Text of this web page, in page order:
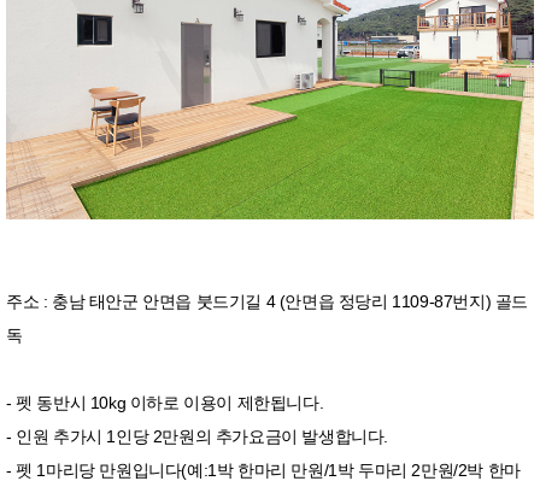
주소 : 충남 태안군 안면읍 붓드기길 4 (안면읍 정당리 1109-87번지) 골드
독
- 펫 동반시 10kg 이하로 이용이 제한됩니다.
- 인원 추가시 1인당 2만원의 추가요금이 발생합니다.
- 펫 1마리당 만원입니다(예:1박 한마리 만원/1박 두마리 2만원/2박 한마